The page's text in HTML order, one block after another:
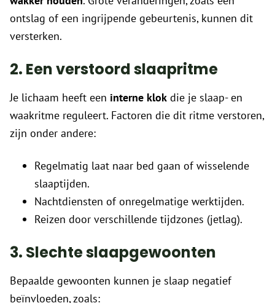
ontslag of een ingrijpende gebeurtenis, kunnen dit
versterken.
2. Een verstoord slaapritme
Je lichaam heeft een interne klok die je slaap- en
waakritme reguleert. Factoren die dit ritme verstoren,
zijn onder andere:
Regelmatig laat naar bed gaan of wisselende
slaaptijden.
Nachtdiensten of onregelmatige werktijden.
Reizen door verschillende tijdzones (jetlag).
3. Slechte slaapgewoonten
Bepaalde gewoonten kunnen je slaap negatief
beïnvloeden, zoals: